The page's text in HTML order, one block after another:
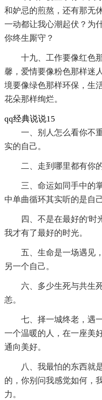
和妒忌的煎熬，还有那无
一动都让我心潮起伏？为
你终生厮守？
十九、工作要像红色
馨，爱情要像粉色那样迷
境要像绿色那样环保，生
花朵那样绚烂。
qq经典说说15
一、别人怎么看你不
实的自己。
二、走到哪里都有你
三、命运如同手中的
中单曲循环其实听的是自
四、不是在最好的'时
我才有了最好的时光。
五、生命是一场遇见
另一个自己。
六、多少生死与共生
恙。
七、择一城终老，遇
一个温暖的人，在一座美
通向美好。
八、我最怕的东西就
的，你别问我感觉如何，
力。